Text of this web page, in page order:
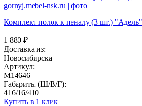
Комплект полок к пеналу (3 шт.) "Адель"
1 880 ₽
Доставка из:
Новосибирска
Артикул:
M14646
Габариты (Ш/В/Г):
416/16/410
Купить в 1 клик